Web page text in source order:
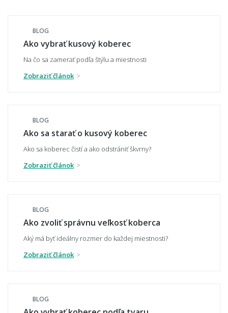
praktickejšie?
Ako zladiť koberec s nábytkom a podlahou?
Hodí sa vzorovaný koberec do malého
priestoru?
Má koberec ladiť alebo kontrastovať?
Ako vybrať správnu veľkosť koberca?
BLOG
Ako vybrať kusový koberec
Na čo sa zamerať podľa štýlu a miestnosti
Zobraziť článok
BLOG
Ako sa starať o kusový koberec
Ako sa koberec čistí a ako odstrániť škvrny?
Zobraziť článok
BLOG
Ako zvoliť správnu veľkosť koberca
Aký má byť ideálny rozmer do každej miestnosti?
Zobraziť článok
BLOG